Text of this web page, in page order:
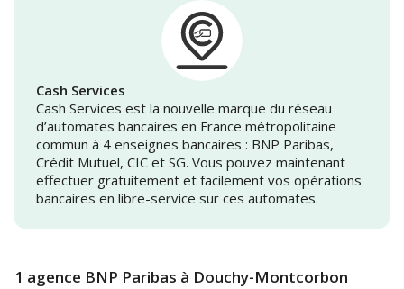
Cash Services
Cash Services est la nouvelle marque du réseau
d’automates bancaires en France métropolitaine
commun à 4 enseignes bancaires : BNP Paribas,
Crédit Mutuel, CIC et SG. Vous pouvez maintenant
effectuer gratuitement et facilement vos opérations
bancaires en libre-service sur ces automates.
1 agence BNP Paribas à Douchy-Montcorbon